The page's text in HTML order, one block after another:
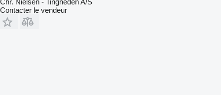
Contacter le vendeur